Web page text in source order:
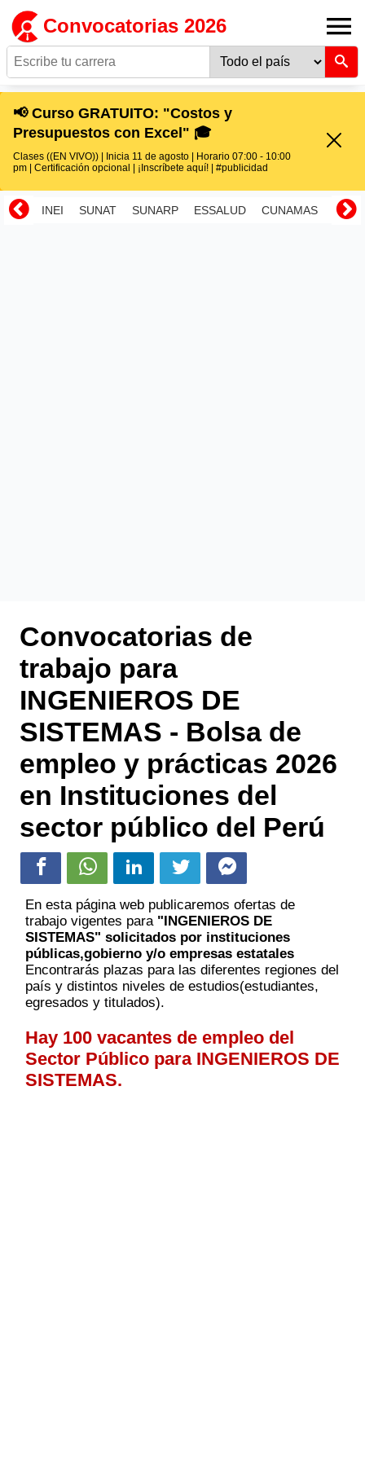
Convocatorias 2026
📢 Curso GRATUITO: "Costos y
Presupuestos con Excel" 🎓
Clases ((EN VIVO)) | Inicia 11 de agosto | Horario 07:00 - 10:00
pm | Certificación opcional | ¡Inscríbete aquí! | #publicidad
INEI SUNAT SUNARP ESSALUD CUNAMAS
Convocatorias de
trabajo para
INGENIEROS DE
SISTEMAS - Bolsa de
empleo y prácticas 2026
en Instituciones del
sector público del Perú
En esta página web publicaremos ofertas de
trabajo vigentes para "INGENIEROS DE
SISTEMAS" solicitados por instituciones
públicas,gobierno y/o empresas estatales
Encontrarás plazas para las diferentes regiones del
país y distintos niveles de estudios(estudiantes,
egresados y titulados).
Hay 100 vacantes de empleo del
Sector Público para INGENIEROS DE
SISTEMAS.